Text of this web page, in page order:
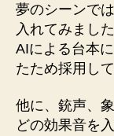
夢のシーンで
入れてみまし
AIによる台本
たため採用して
他に、銃声、
どの効果音を